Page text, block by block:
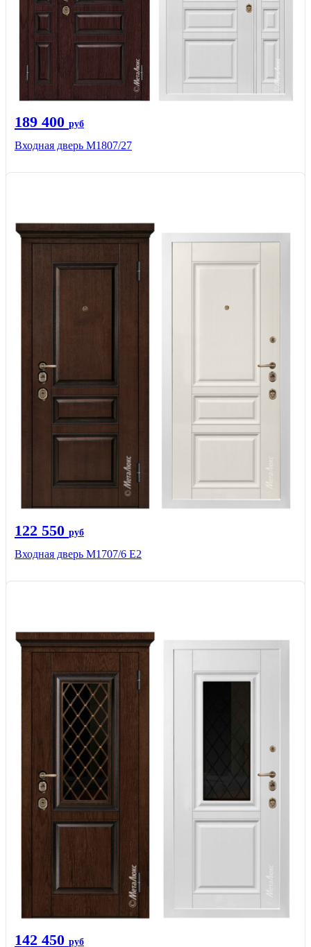
189 400 руб
Входная дверь М1807/27
122 550 руб
Входная дверь М1707/6 E2
142 450 руб